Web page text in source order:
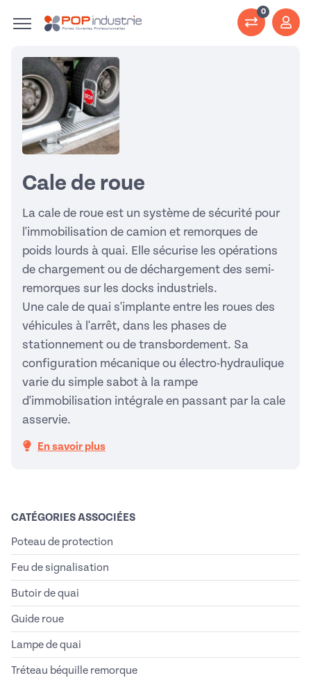
0
Cale de roue
La cale de roue est un système de sécurité pour
l'immobilisation de camion et remorques de
poids lourds à quai. Elle sécurise les opérations
de chargement ou de déchargement des semi-
remorques sur les docks industriels.
Une cale de quai s'implante entre les roues des
véhicules à l'arrêt, dans les phases de
stationnement ou de transbordement. Sa
configuration mécanique ou électro-hydraulique
varie du simple sabot à la rampe
d'immobilisation intégrale en passant par la cale
asservie.
En savoir plus
CATÉGORIES ASSOCIÉES
Poteau de protection
Feu de signalisation
Butoir de quai
Guide roue
Lampe de quai
Tréteau béquille remorque